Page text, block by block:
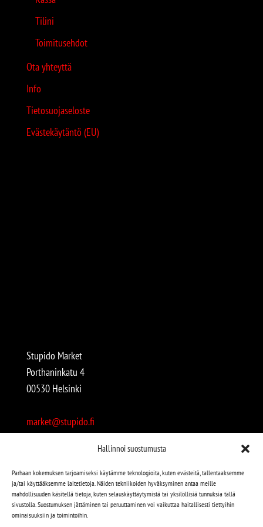
Hallinnoi suostumusta
Parhaan kokemuksen tarjoamiseksi käytämme teknologioita, kuten evästeitä, tallentaaksemme
ja/tai käyttääksemme laitetietoja. Näiden tekniikoiden hyväksyminen antaa meille
mahdollisuuden käsitellä tietoja, kuten selauskäyttäytymistä tai yksilöllisiä tunnuksia tällä
sivustolla. Suostumuksen jättäminen tai peruuttaminen voi vaikuttaa haitallisesti tiettyihin
ominaisuuksiin ja toimintoihin.
Tilini
Toimitusehdot
Ota yhteyttä
Info
Tietosuojaseloste
Evästekäytäntö (EU)
Stupido Market
Porthaninkatu 4
00530 Helsinki
market@stupido.fi
+358 50 4708664
Avoinna:
arkisin 12-18
lauantaisin 12-17